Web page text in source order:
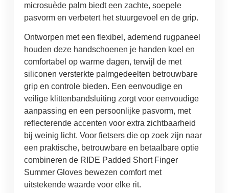
microsuède palm biedt een zachte, soepele
pasvorm en verbetert het stuurgevoel en de grip.
Ontworpen met een flexibel, ademend rugpaneel
houden deze handschoenen je handen koel en
comfortabel op warme dagen, terwijl de met
siliconen versterkte palmgedeelten betrouwbare
grip en controle bieden. Een eenvoudige en
veilige klittenbandsluiting zorgt voor eenvoudige
aanpassing en een persoonlijke pasvorm, met
reflecterende accenten voor extra zichtbaarheid
bij weinig licht. Voor fietsers die op zoek zijn naar
een praktische, betrouwbare en betaalbare optie
combineren de RIDE Padded Short Finger
Summer Gloves bewezen comfort met
uitstekende waarde voor elke rit.